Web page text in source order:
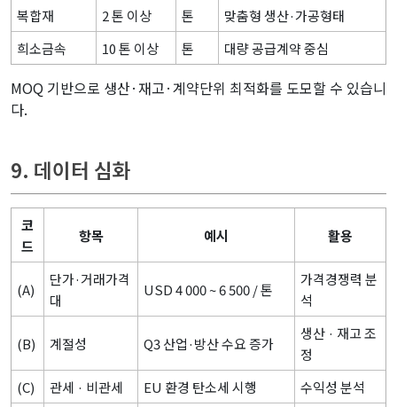
복합재
2 톤 이상 톤
맞춤형 생산·가공형태
희소금속
10 톤 이상 톤 대량 공급계약 중심
MOQ 기반으로 생산·재고·계약단위 최적화를 도모할 수 있습니
다.
9. 데이터 심화
코
드
항목 예시 활용
(A)
단가·거래가격
대
USD 4 000 ~ 6 500 / 톤
가격경쟁력 분
석
(B) 계절성 Q3 산업·방산 수요 증가
생산 · 재고 조
정
(C)
관세 · 비관세 EU 환경 탄소세 시행
수익성 분석